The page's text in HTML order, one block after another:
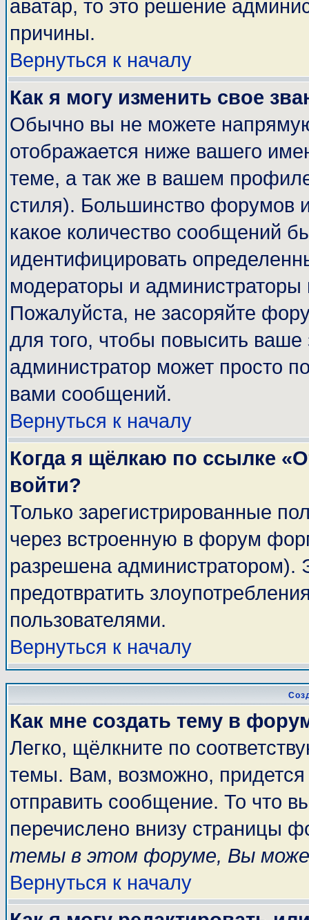
аватар, то это решение
причины.
Вернуться к началу
Как я могу изменить свое
Обычно вы не можете
отображается ниже вашего
теме, а так же в вашем
стиля). Большинство форумов
какое количество сообщений
идентифицировать
модераторы и администраторы
Пожалуйста, не засоряйте
для того, чтобы повысить
администратор может просто
вами сообщений.
Вернуться к началу
Когда я щёлкаю по ссылке
войти?
Только зарегистрированные
через встроенную в форум
разрешена администратором).
предотвратить
пользователями.
Вернуться к началу
Как мне создать тему в
Легко, щёлкните по
темы. Вам, возможно, придется
отправить сообщение. То что
перечислено внизу страницы
темы в этом форуме, Вы
Вернуться к началу